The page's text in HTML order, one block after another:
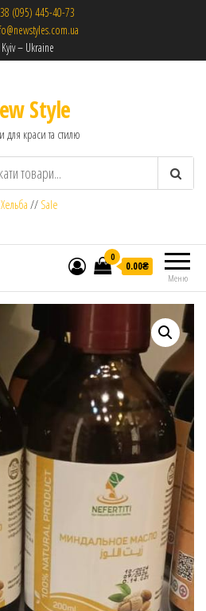
(095) 445-40-73
Kyiv – Ukraine
Style
для краси та стилю
Хельба // Sale
Меню
0
0.00₴